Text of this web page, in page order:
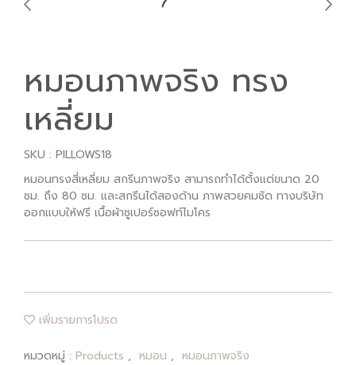
หมอนภาพจริง ทรง
เหลี่ยม
SKU : PILLOWS18
หมอนทรงสี่เหลี่ยม สกรีนภาพจริง สามารถทำได้ตั้งแต่ขนาด 20
ซม. ถึง 80 ซม. และสกรีนได้สองด้าน ภาพสวยคมชัด ทางบริษัท
ออกแบบให้ฟรี เนื้อผ้าซูเปอร์ซอฟท์ไมโคร
เพิ่มรายการโปรด
หมวดหมู่ : Products , หมอน , หมอนภาพจริง